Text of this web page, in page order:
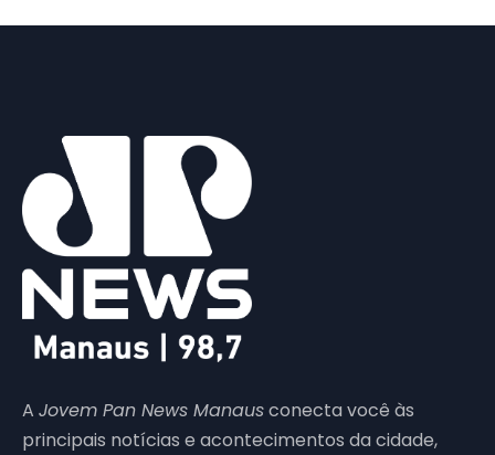
A Jovem Pan News Manausconecta você às
principais notícias e acontecimentos da cidade,